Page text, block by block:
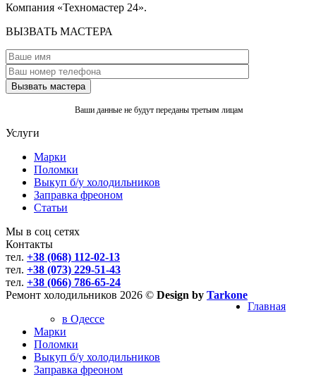
Компания «Техномастер 24».
ВЫЗВАТЬ МАСТЕРА
Ваши данные не будут переданы третьим лицам
Услуги
Марки
Поломки
Выкуп б/у холодильников
Заправка фреоном
Статьи
Мы в соц сетях
Контакты
тел. +38 (068) 112-02-13
тел. +38 (073) 229-51-43
тел. +38 (066) 786-65-24
Ремонт холодильников 2026 © Design by Tarkone
Главная
в Одессе
Марки
Поломки
Выкуп б/у холодильников
Заправка фреоном